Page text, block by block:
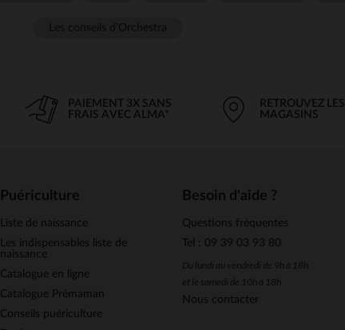
PAIEMENT 3X SANS
FRAIS AVEC ALMA*
RETROUVEZ LES
MAGASINS
Puériculture
Liste de naissance
Les indispensables liste de
naissance
Catalogue en ligne
Catalogue Prémaman
Conseils puériculture
Besoin d'aide ?
Questions fréquentes
Tel : 09 39 03 93 80
Du lundi au vendredi de 9h à 18h
et le samedi de 10h à 18h
Nous contacter